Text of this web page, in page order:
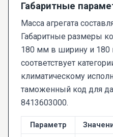
Габаритные
Масса агрегата
Габаритные размеры
180 мм в ширину и
соответствует
климатическому
таможенный код для
8413603000.
Параметр